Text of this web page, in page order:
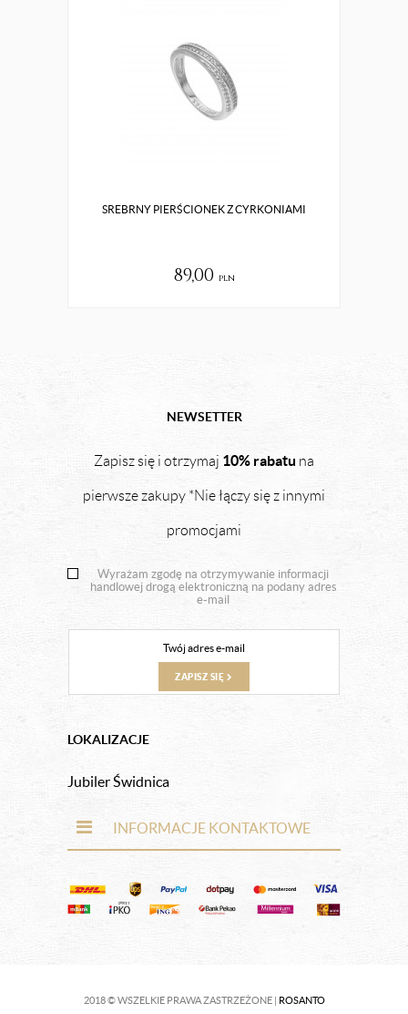
SREBRNY PIERŚCIONEK Z CYRKONIAMI
89,00 pln
NEWSETTER
Zapisz się i otrzymaj 10% rabatu na
pierwsze zakupy *Nie łączy się z innymi
promocjami
Wyrażam zgodę na otrzymywanie informacji
handlowej drogą elektroniczną na podany adres
e-mail
ZAPISZ SIĘ
LOKALIZACJE
Jubiler Świdnica
INFORMACJE KONTAKTOWE
2018 © WSZELKIE PRAWA ZASTRZEŻONE | ROSANTO